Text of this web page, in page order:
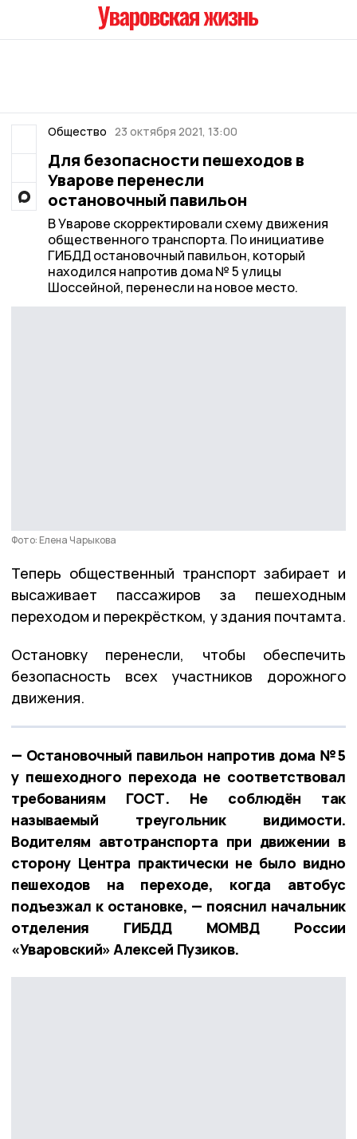
Общество 23 октября 2021, 13:00
Для безопасности пешеходов в
Уварове перенесли
остановочный павильон
В Уварове скорректировали схему движения
общественного транспорта. По инициативе
ГИБДД остановочный павильон, который
находился напротив дома № 5 улицы
Шоссейной, перенесли на новое место.
Фото: Елена Чарыкова
Теперь общественный транспорт забирает и
высаживает пассажиров за пешеходным
переходом и перекрёстком, у здания почтамта.
Остановку перенесли, чтобы обеспечить
безопасность всех участников дорожного
движения.
— Остановочный павильон напротив дома №5
у пешеходного перехода не соответствовал
требованиям ГОСТ. Не соблюдён так
называемый треугольник видимости.
Водителям автотранспорта при движении в
сторону Центра практически не было видно
пешеходов на переходе, когда автобус
подъезжал к остановке, — пояснил начальник
отделения ГИБДД МОМВД России
«Уваровский» Алексей Пузиков.